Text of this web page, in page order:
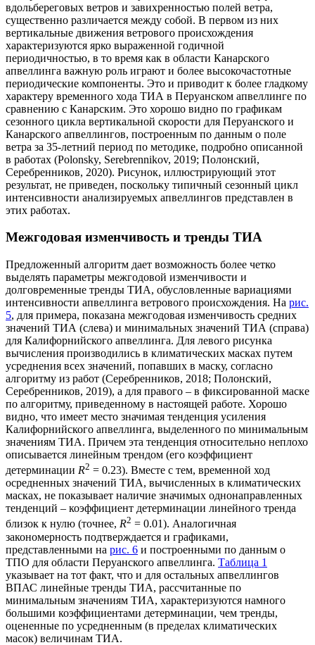
вдольбереговых ветров и завихренностью полей ветра,
существенно различается между собой. В первом из них
вертикальные движения ветрового происхождения
характеризуются ярко выраженной годичной
периодичностью, в то время как в области Канарского
апвеллинга важную роль играют и более высокочастотные
периодические компоненты. Это и приводит к более гладкому
характеру временного хода ТИА в Перуанском апвеллинге по
сравнению с Канарским. Это хорошо видно по графикам
сезонного цикла вертикальной скорости для Перуанского и
Канарского апвеллингов, построенным по данным о поле
ветра за 35-летний период по методике, подробно описанной
в работах (Polonsky, Serebrennikov, 2019; Полонский,
Серебренников, 2020). Рисунок, иллюстрирующий этот
результат, не приведен, поскольку типичный сезонный цикл
интенсивности анализируемых апвеллингов представлен в
этих работах.
Межгодовая изменчивость и тренды ТИА
Предложенный алгоритм дает возможность более четко
выделять параметры межгодовой изменчивости и
долговременные тренды ТИА, обусловленные вариациями
интенсивности апвеллинга ветрового происхождения. На рис.
5, для примера, показана межгодовая изменчивость средних
значений ТИА (слева) и минимальных значений ТИА (справа)
для Калифорнийского апвеллинга. Для левого рисунка
вычисления производились в климатических масках путем
усреднения всех значений, попавших в маску, согласно
алгоритму из работ (Серебренников, 2018; Полонский,
Серебренников, 2019), а для правого – в фиксированной маске
по алгоритму, приведенному в настоящей работе. Хорошо
видно, что имеет место значимая тенденция усиления
Калифорнийского апвеллинга, выделенного по минимальным
значениям ТИА. Причем эта тенденция относительно неплохо
описывается линейным трендом (его коэффициент
детерминации R2 = 0.23). Вместе с тем, временной ход
осредненных значений ТИА, вычисленных в климатических
масках, не показывает наличие значимых однонаправленных
тенденций – коэффициент детерминации линейного тренда
близок к нулю (точнее, R2 = 0.01). Аналогичная
закономерность подтверждается и графиками,
представленными на рис. 6 и построенными по данным о
ТПО для области Перуанского апвеллинга. Таблица 1
указывает на тот факт, что и для остальных апвеллингов
ВПАС линейные тренды ТИА, рассчитанные по
минимальным значениям ТИА, характеризуются намного
большими коэффициентами детерминации, чем тренды,
оцененные по усредненным (в пределах климатических
масок) величинам ТИА.